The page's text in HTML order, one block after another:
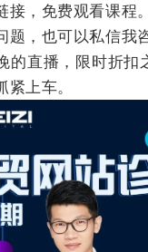
接，免费观看课程。
题，也可以私信我
的直播，限时折扣
紧上车。